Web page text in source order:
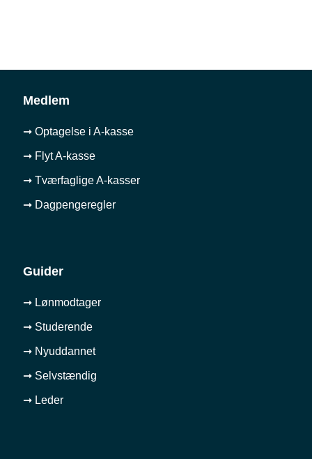
Medlem
➞ Optagelse i A-kasse
➞ Flyt A-kasse
➞ Tværfaglige A-kasser
➞ Dagpengeregler
Guider
➞ Lønmodtager
➞ Studerende
➞ Nyuddannet
➞ Selvstændig
➞ Leder